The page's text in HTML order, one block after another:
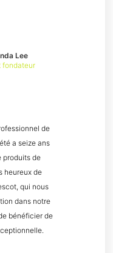
de
a seize ans
produits de
heureux de
qui nous
dans notre
bénéficier de
Lee
fondateur